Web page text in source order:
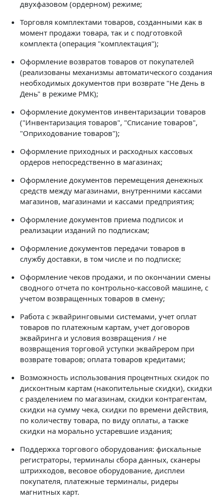
двухфазовом (ордерном) режиме;
Торговля комплектами товаров, созданными как в
момент продажи товара, так и с подготовкой
комплекта (операция "комплектация");
Оформление возвратов товаров от покупателей
(реализованы механизмы автоматического создания
необходимых документов при возврате "Не День в
День" в режиме РМК);
Оформление документов инвентаризации товаров
("Инвентаризация товаров", "Списание товаров",
"Оприходование товаров");
Оформление приходных и расходных кассовых
ордеров непосредственно в магазинах;
Оформление документов перемещения денежных
средств между магазинами, внутренними кассами
магазинов, магазинами и кассами предприятия;
Оформление документов приема подписок и
реализации изданий по подпискам;
Оформление документов передачи товаров в
службу доставки, в том числе и по подписке;
Оформление чеков продажи, и по окончании смены
сводного отчета по контрольно-кассовой машине, с
учетом возвращенных товаров в смену;
Работа с эквайринговыми системами, учет оплат
товаров по платежным картам, учет договоров
эквайринга и условия возвращения / не
возвращения торговой уступки эквайрером при
возврате товаров; оплата товаров кредитами;
Возможность использования процентных скидок по
дисконтным картам (накопительные скидки), скидки
с разделением по магазинам, скидки контрагентам,
скидки на сумму чека, скидки по времени действия,
по количеству товара, по виду оплаты, а также
скидки на морально устаревшие издания;
Поддержка торгового оборудования: фискальные
регистраторы, терминалы сбора данных, сканеры
штрихкодов, весовое оборудование, дисплеи
покупателя, платежные терминалы, ридеры
магнитных карт.